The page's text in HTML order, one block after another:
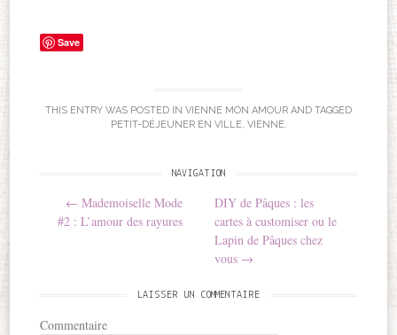
Save
THIS ENTRY WAS POSTED IN VIENNE MON AMOUR AND TAGGED
PETIT-DÉJEUNER EN VILLE, VIENNE.
Post navigation
NAVIGATION
← Mademoiselle Mode
#2 : L’amour des rayures
DIY de Pâques : les
cartes à customiser ou le
Lapin de Pâques chez
vous →
LAISSER UN COMMENTAIRE
Commentaire